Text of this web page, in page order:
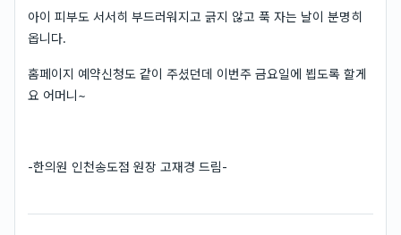
아이 피부도 서서히 부드러워지고 긁지 않고 푹 자는 날이 분명히
옵니다.
홈페이지 예약신청도 같이 주셨던데 이번주 금요일에 뵙도록 할게
요 어머니~
-한의원 인천송도점 원장 고재경 드림-